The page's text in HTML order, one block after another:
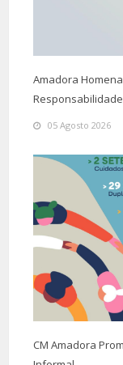
Amadora
05 Agosto 2026
CM Amadora